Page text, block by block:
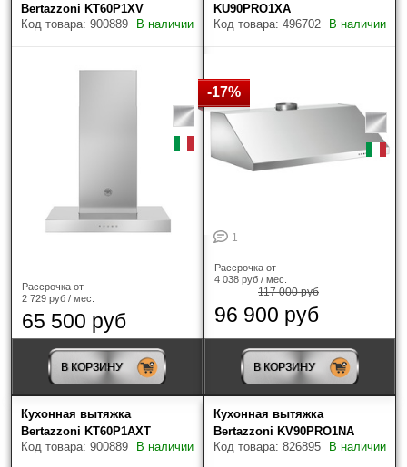
Bertazzoni (33)
DeLonghi (2)
Faber (103)
Falmec (50)
Franke(43)
Gaggenau(5)
Gorenje (12)
Bertazzoni KT60P1XV
Код товара: 900889
В наличии
Рассрочка от
2 729 руб / мес.
65 500 руб
В КОРЗИНУ
KU90PRO1XA
Код товара: 496702
В наличии
-17%
1
Рассрочка от
4 038 руб / мес.
117 000 руб
96 900 руб
В КОРЗИНУ
Кухонная вытяжка
Bertazzoni KT60P1AXT
Код товара: 900889
В наличии
Кухонная вытяжка
Bertazzoni KV90PRO1NA
Код товара: 826895
В наличии